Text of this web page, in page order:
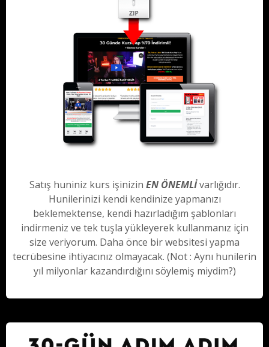
Satış huniniz kurs işinizin EN ÖNEMLİvarlığıdır.
Hunilerinizi kendi kendinize yapmanızı
beklemektense, kendi hazırladığım şablonları
indirmeniz ve tek tuşla yükleyerek kullanmanız için
size veriyorum. Daha önce bir websitesi yapma
tecrübesine ihtiyacınız olmayacak. (Not : Aynı hunilerin
yıl milyonlar kazandırdığını söylemiş miydim?)